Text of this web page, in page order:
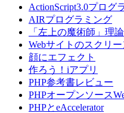
ActionScript3.0プログ
AIRプログラミング
「左上の魔術師」理論
Webサイトのスクリー
顔にエフェクト
作ろう！iアプリ
PHP参考書レビュー
PHPオープンソース
PHPとeAccelerator